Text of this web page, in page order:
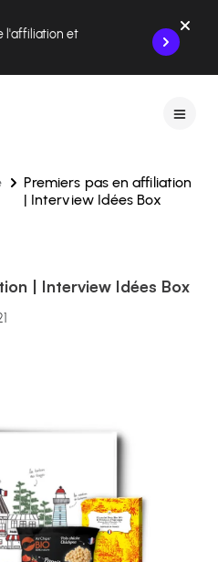
l'affiliation et
Premiers pas en affiliation
| Interview Idées Box
| Interview Idées Box